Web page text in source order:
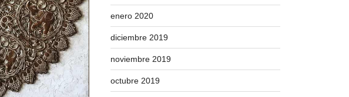
enero 2020
diciembre 2019
noviembre 2019
octubre 2019